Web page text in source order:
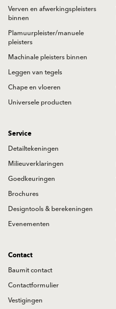
Verven en afwerkingspleisters
binnen
Plamuurpleister/manuele
pleisters
Machinale pleisters binnen
Leggen van tegels
Chape en vloeren
Universele producten
Service
Detailtekeningen
Milieuverklaringen
Goedkeuringen
Brochures
Designtools & berekeningen
Evenementen
Contact
Baumit contact
Contactformulier
Vestigingen